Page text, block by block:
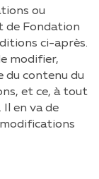
ou
de Fondation
ci-après.
modifier,
contenu du
et ce, à tout
en va de